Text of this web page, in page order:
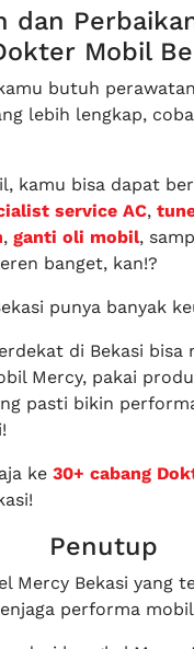
dan
Mobil
butuh
lebih lengkap,
kamu bisa dapat
service AC,
, ganti oli mobil,
banget, kan!?
punya banyak
di Bekasi bisa
Mercy, pakai
pasti bikin
ke 30+ cabang
Penutup
Mercy Bekasi yang
performa